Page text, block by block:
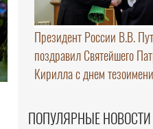
Президент России В.В.
поздравил Святейшего
Кирилла с днем
ПОПУЛЯРНЫЕ НОВОСТИ